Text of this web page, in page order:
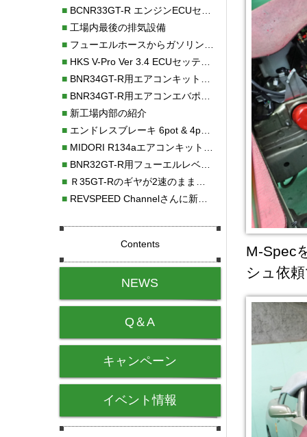
M-Spec
シュ依
■BCNR33GT-R エンジンECUセッティング調整
■工場内最後の排気設備
■フューエルホースからガソリン漏れ
■HKS V-Pro Ver 3.4 ECUセッティング
■BNR34GT-R用エアコンキット新発売！！
■BNR34GT-R用エアコンエバポレーターを新発売！！
■新工場内部の紹介
■エンドレスブレーキ 6pot & 4potオーバーホール
■MIDORI R134aエアコンキットタイプⅡ取り付け
■BNR32GT-R用フューエルレベルセンサー新発売！！
■Ｒ35GT-Rのギヤが2速のまま変速しない！！
■REVSPEED Channelさんに新社屋を紹介していただきました!!
Contents
NEWS
Q＆A
キャンペーン
イベント情報